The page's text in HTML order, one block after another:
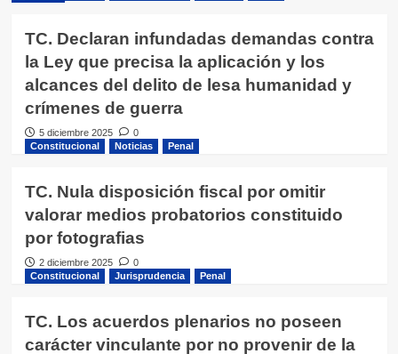
TC. Declaran infundadas demandas contra
la Ley que precisa la aplicación y los
alcances del delito de lesa humanidad y
crímenes de guerra
5 diciembre 2025
0
Constitucional
Noticias Penal
TC. Nula disposición fiscal por omitir
valorar medios probatorios constituido
por fotografias
2 diciembre 2025
0
Constitucional
Jurisprudencia Penal
TC. Los acuerdos plenarios no poseen
carácter vinculante por no provenir de la